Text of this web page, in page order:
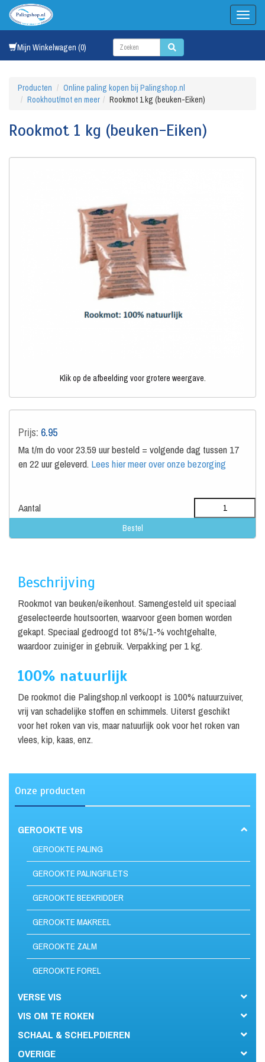
Mijn Winkelwagen (0)
Producten
Online paling kopen bij Palingshop.nl
Rookhout/mot en meer
Rookmot 1 kg (beuken-Eiken)
Rookmot 1 kg (beuken-Eiken)
Klik op de afbeelding voor grotere weergave.
Prijs: 6.95
Ma t/m do voor 23.59 uur besteld = volgende dag tussen 17
en 22 uur geleverd. Lees hier meer over onze bezorging
Aantal
Beschrijving
Rookmot van beuken/eikenhout. Samengesteld uit speciaal
geselecteerde houtsoorten, waarvoor geen bomen worden
gekapt. Speciaal gedroogd tot 8%/1-% vochtgehalte,
waardoor zuiniger in gebruik. Verpakking per 1 kg.
100% natuurlijk
De rookmot die Palingshop.nl verkoopt is 100% natuurzuiver,
vrij van schadelijke stoffen en schimmels. Uiterst geschikt
voor het roken van vis, maar natuurlijk ook voor het roken van
vlees, kip, kaas, enz.
Onze producten
GEROOKTE VIS
GEROOKTE PALING
GEROOKTE PALINGFILETS
GEROOKTE BEEKRIDDER
GEROOKTE MAKREEL
GEROOKTE ZALM
GEROOKTE FOREL
VERSE VIS
VIS OM TE ROKEN
SCHAAL & SCHELPDIEREN
OVERIGE